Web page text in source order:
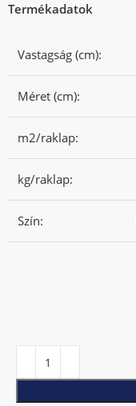
Termékadatok
Vastagság (cm):
Méret (cm):
m2/raklap:
kg/raklap:
Szín: